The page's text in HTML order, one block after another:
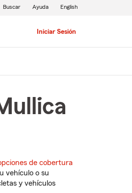
Iniciar Sesión
Buscar Ayuda English
de cobertura
vehículo o su
y vehículos